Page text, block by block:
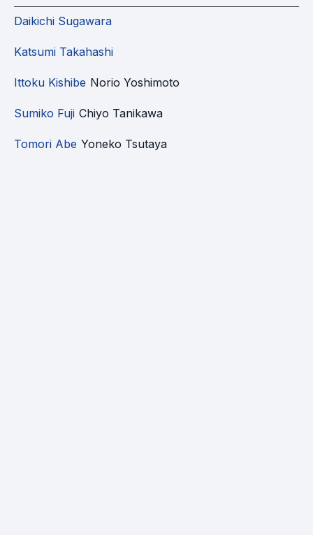
Daikichi Sugawara
Katsumi Takahashi
Ittoku Kishibe Norio Yoshimoto
Sumiko Fuji Chiyo Tanikawa
Tomori Abe Yoneko Tsutaya